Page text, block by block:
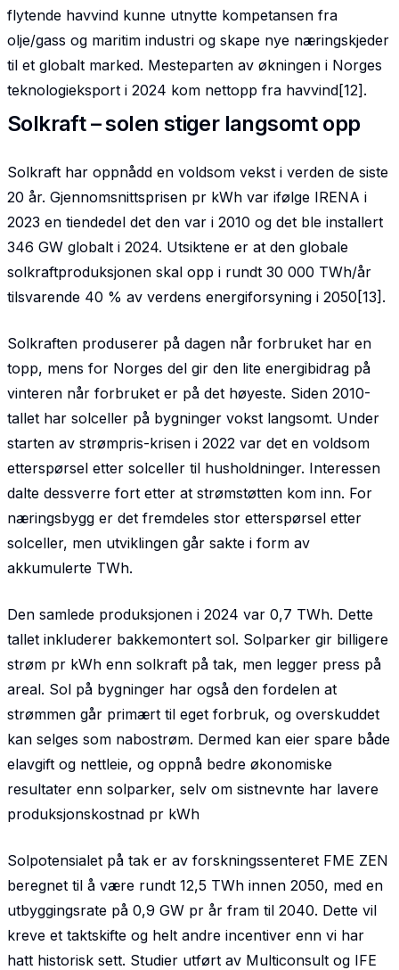
flytende havvind kunne utnytte kompetansen fra
olje/gass og maritim industri og skape nye næringskjeder
til et globalt marked. Mesteparten av økningen i Norges
teknologieksport i 2024 kom nettopp fra havvind[12].
Solkraft – solen stiger langsomt opp
Solkraft har oppnådd en voldsom vekst i verden de siste
20 år. Gjennomsnittsprisen pr kWh var ifølge IRENA i
2023 en tiendedel det den var i 2010 og det ble installert
346 GW globalt i 2024. Utsiktene er at den globale
solkraftproduksjonen skal opp i rundt 30 000 TWh/år
tilsvarende 40 % av verdens energiforsyning i 2050[13].
Solkraften produserer på dagen når forbruket har en
topp, mens for Norges del gir den lite energibidrag på
vinteren når forbruket er på det høyeste. Siden 2010-
tallet har solceller på bygninger vokst langsomt. Under
starten av strømpris-krisen i 2022 var det en voldsom
etterspørsel etter solceller til husholdninger. Interessen
dalte dessverre fort etter at strømstøtten kom inn. For
næringsbygg er det fremdeles stor etterspørsel etter
solceller, men utviklingen går sakte i form av
akkumulerte TWh.
Den samlede produksjonen i 2024 var 0,7 TWh. Dette
tallet inkluderer bakkemontert sol. Solparker gir billigere
strøm pr kWh enn solkraft på tak, men legger press på
areal. Sol på bygninger har også den fordelen at
strømmen går primært til eget forbruk, og overskuddet
kan selges som nabostrøm. Dermed kan eier spare både
elavgift og nettleie, og oppnå bedre økonomiske
resultater enn solparker, selv om sistnevnte har lavere
produksjonskostnad pr kWh
Solpotensialet på tak er av forskningssenteret FME ZEN
beregnet til å være rundt 12,5 TWh innen 2050, med en
utbyggingsrate på 0,9 GW pr år fram til 2040. Dette vil
kreve et taktskifte og helt andre incentiver enn vi har
hatt historisk sett. Studier utført av Multiconsult og IFE